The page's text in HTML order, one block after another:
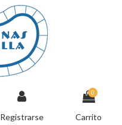
Registrarse
0
Carrito